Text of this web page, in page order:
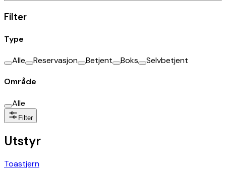
Filter
Type
Alle Reservasjon Betjent Boks Selvbetjent
Område
Alle
Filter
Utstyr
Toastjern